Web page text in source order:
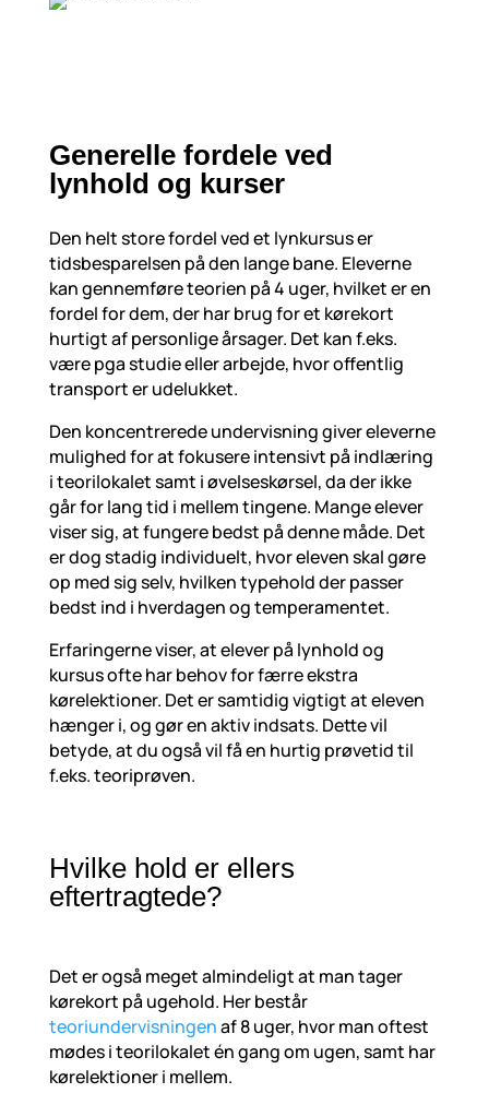
Generelle fordele ved
lynhold og kurser
Den helt store fordel ved et lynkursus er
tidsbesparelsen på den lange bane. Eleverne
kan gennemføre teorien på 4 uger, hvilket er en
fordel for dem, der har brug for et kørekort
hurtigt af personlige årsager. Det kan f.eks.
være pga studie eller arbejde, hvor offentlig
transport er udelukket.
Den koncentrerede undervisning giver eleverne
mulighed for at fokusere intensivt på indlæring
i teorilokalet samt i øvelseskørsel, da der ikke
går for lang tid i mellem tingene. Mange elever
viser sig, at fungere bedst på denne måde. Det
er dog stadig individuelt, hvor eleven skal gøre
op med sig selv, hvilken typehold der passer
bedst ind i hverdagen og temperamentet.
Erfaringerne viser, at elever på lynhold og
kursus ofte har behov for færre ekstra
kørelektioner. Det er samtidig vigtigt at eleven
hænger i, og gør en aktiv indsats. Dette vil
betyde, at du også vil få en hurtig prøvetid til
f.eks. teoriprøven.
Hvilke hold er ellers
eftertragtede?
Det er også meget almindeligt at man tager
kørekort på ugehold. Her består
teoriundervisningenaf 8 uger, hvor man oftest
mødes i teorilokalet én gang om ugen, samt har
kørelektioner i mellem.